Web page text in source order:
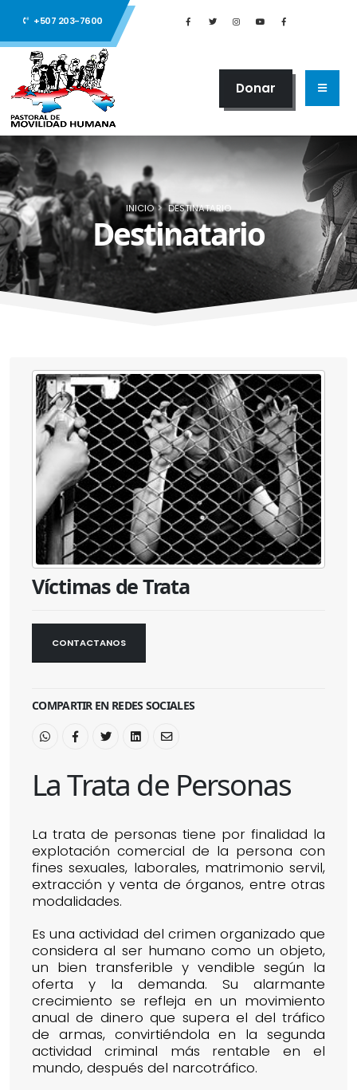
+507 203-7600
Donar
Destinatario
INICIO DESTINATARIO
Víctimas de Trata
CONTACTANOS
COMPARTIR EN REDES SOCIALES
La Trata de Personas
La trata de personas tiene por finalidad la
explotación comercial de la persona con
fines sexuales, laborales, matrimonio servil,
extracción y venta de órganos, entre otras
modalidades.
Es una actividad del crimen organizado que
considera al ser humano como un objeto,
un bien transferible y vendible según la
oferta y la demanda. Su alarmante
crecimiento se refleja en un movimiento
anual de dinero que supera el del tráfico
de armas, convirtiéndola en la segunda
actividad criminal más rentable en el
mundo, después del narcotráfico.